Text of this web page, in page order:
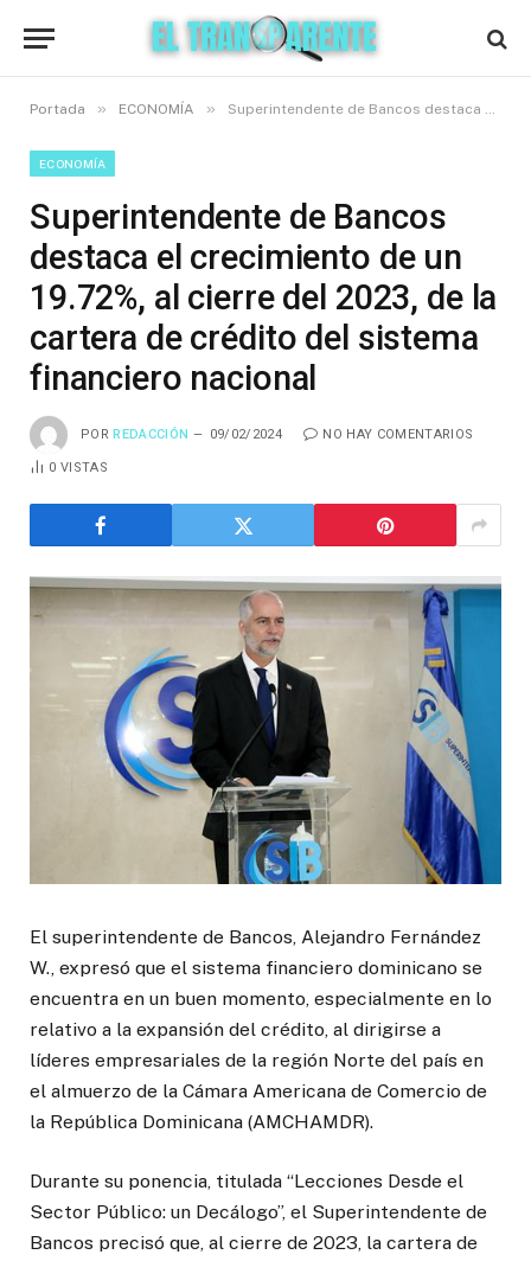
Portada » ECONOMÍA » Superintendente de Bancos destaca el crecimiento de un 19.72%, al cierre del 2023, de la cartera de crédito del sistema financiero nacional
ECONOMÍA
Superintendente de Bancos
destaca el crecimiento de un
19.72%, al cierre del 2023, de la
cartera de crédito del sistema
financiero nacional
POR REDACCIÓN 09/02/2024 NO HAY COMENTARIOS
0VISTAS
El superintendente de Bancos, Alejandro Fernández
W., expresó que el sistema financiero dominicano se
encuentra en un buen momento, especialmente en lo
relativo a la expansión del crédito, al dirigirse a
líderes empresariales de la región Norte del país en
el almuerzo de la Cámara Americana de Comercio de
la República Dominicana (AMCHAMDR).
Durante su ponencia, titulada “Lecciones Desde el
Sector Público: un Decálogo”, el Superintendente de
Bancos precisó que, al cierre de 2023, la cartera de